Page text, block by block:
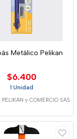
Metálico Pelikan
$6.400
1 Unidad
PELIKAN y COMERCIO SAS